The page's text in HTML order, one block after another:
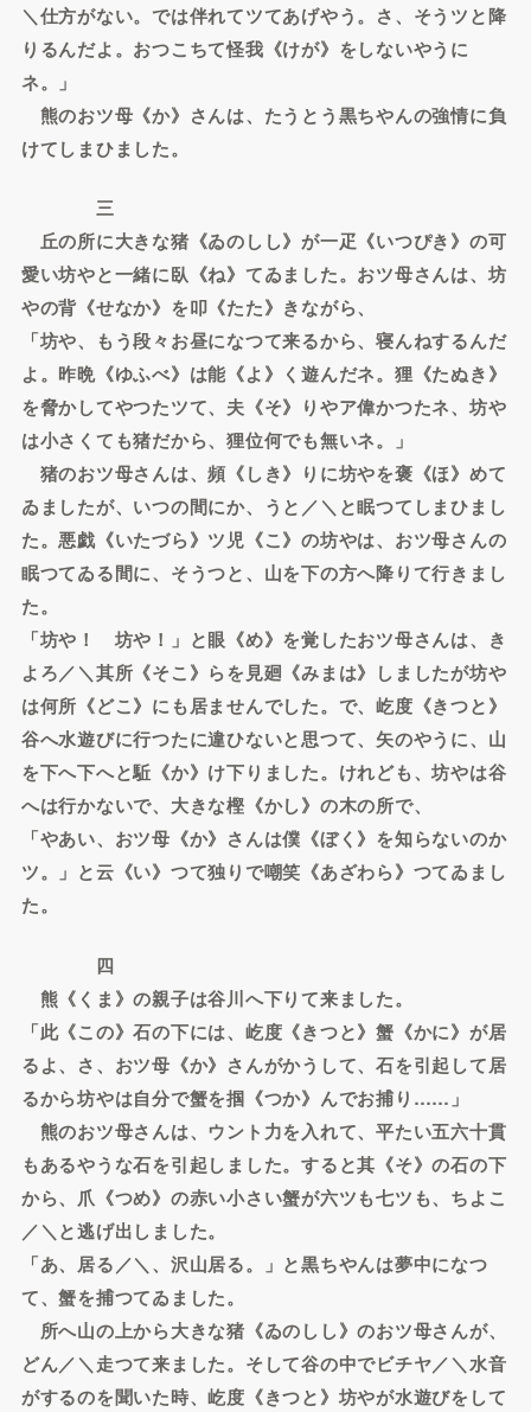
＼仕方がない。では伴れてツてあげやう。さ、そうツと降
りるんだよ。おつこちて怪我《けが》をしないやうに
ネ。」
熊のおツ母《か》さんは、たうとう黒ちやんの強情に負
けてしまひました。
三
丘の所に大きな猪《ゐのしし》が一疋《いつぴき》の可
愛い坊やと一緒に臥《ね》てゐました。おツ母さんは、坊
やの背《せなか》を叩《たた》きながら、
「坊や、もう段々お昼になつて来るから、寝んねするんだ
よ。昨晩《ゆふべ》は能《よ》く遊んだネ。狸《たぬき》
を脅かしてやつたツて、夫《そ》りやア偉かつたネ、坊や
は小さくても猪だから、狸位何でも無いネ。」
猪のおツ母さんは、頻《しき》りに坊やを褒《ほ》めて
ゐましたが、いつの間にか、うと／＼と眠つてしまひまし
た。悪戯《いたづら》ツ児《こ》の坊やは、おツ母さんの
眠つてゐる間に、そうつと、山を下の方へ降りて行きまし
た。
「坊や！ 坊や！」と眼《め》を覚したおツ母さんは、き
よろ／＼其所《そこ》らを見廻《みまは》しましたが坊や
は何所《どこ》にも居ませんでした。で、屹度《きつと》
谷へ水遊びに行つたに違ひないと思つて、矢のやうに、山
を下へ下へと駈《か》け下りました。けれども、坊やは谷
へは行かないで、大きな樫《かし》の木の所で、
「やあい、おツ母《か》さんは僕《ぼく》を知らないのか
ツ。」と云《い》つて独りで嘲笑《あざわら》つてゐまし
た。
四
熊《くま》の親子は谷川へ下りて来ました。
「此《この》石の下には、屹度《きつと》蟹《かに》が居
るよ、さ、おツ母《か》さんがかうして、石を引起して居
るから坊やは自分で蟹を掴《つか》んでお捕り……」
熊のおツ母さんは、ウント力を入れて、平たい五六十貫
もあるやうな石を引起しました。すると其《そ》の石の下
から、爪《つめ》の赤い小さい蟹が六ツも七ツも、ちよこ
／＼と逃げ出しました。
「あ、居る／＼、沢山居る。」と黒ちやんは夢中になつ
て、蟹を捕つてゐました。
所へ山の上から大きな猪《ゐのしし》のおツ母さんが、
どん／＼走つて来ました。そして谷の中でビチヤ／＼水音
がするのを聞いた時、屹度《きつと》坊やが水遊びをして